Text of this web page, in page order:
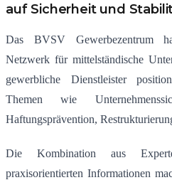
auf Sicherheit und
Das BVSV Gewerbezentrum
Netzwerk für mittelständische
gewerbliche Dienstleister
Themen wie
Haftungsprävention,
Die Kombination aus
praxisorientierten Informationen